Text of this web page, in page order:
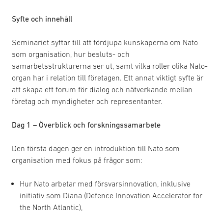
Syfte och innehåll
Seminariet syftar till att fördjupa kunskaperna om Nato
som organisation, hur besluts- och
samarbetsstrukturerna ser ut, samt vilka roller olika Nato-
organ har i relation till företagen. Ett annat viktigt syfte är
att skapa ett forum för dialog och nätverkande mellan
företag och myndigheter och representanter.
Dag 1 – Överblick och forskningssamarbete
Den första dagen ger en introduktion till Nato som
organisation med fokus på frågor som:
Hur Nato arbetar med försvarsinnovation, inklusive
initiativ som Diana (Defence Innovation Accelerator for
the North Atlantic),